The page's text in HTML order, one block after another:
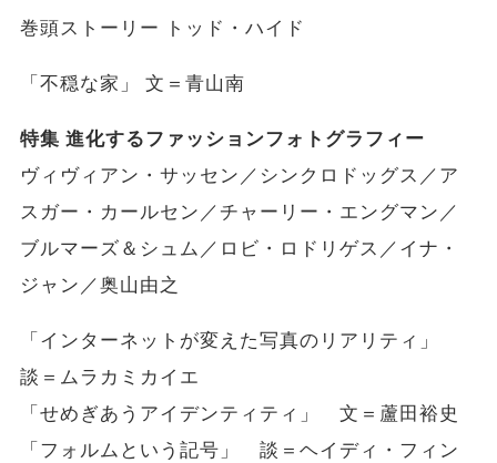
巻頭ストーリー トッド・ハイド
「不穏な家」 文＝青山南
特集 進化するファッションフォトグラフィー
ヴィヴィアン・サッセン／シンクロドッグス／ア
スガー・カールセン／チャーリー・エングマン／
ブルマーズ＆シュム／ロビ・ロドリゲス／イナ・
ジャン／奥山由之
「インターネットが変えた写真のリアリティ」
談＝ムラカミカイエ
「せめぎあうアイデンティティ」 文＝蘆田裕史
「フォルムという記号」 談＝ヘイディ・フィン